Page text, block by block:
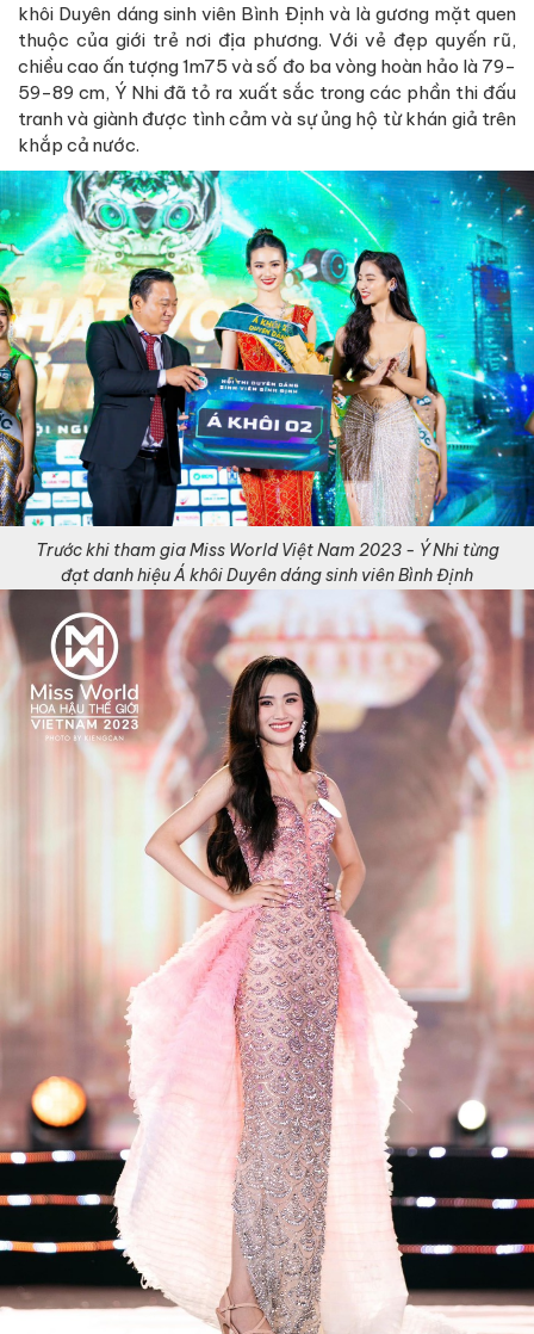
khôi Duyên dáng sinh viên Bình Định và là gương mặt quen
thuộc của giới trẻ nơi địa phương. Với vẻ đẹp quyến rũ,
chiều cao ấn tượng 1m75 và số đo ba vòng hoàn hảo là 79-
59-89 cm, Ý Nhi đã tỏ ra xuất sắc trong các phần thi đấu
tranh và giành được tình cảm và sự ủng hộ từ khán giả trên
khắp cả nước.
Trước khi tham gia Miss World Việt Nam 2023 - Ý Nhi từng
đạt danh hiệu Á khôi Duyên dáng sinh viên Bình Định